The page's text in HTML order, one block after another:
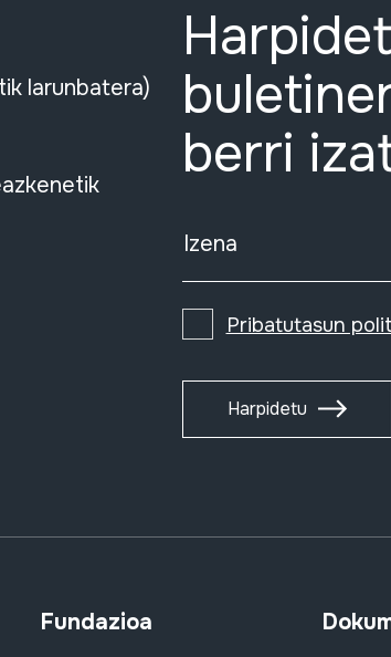
larunbatera)
berri
Izena
Pribatutasun
Harpidetu
Fundazioa